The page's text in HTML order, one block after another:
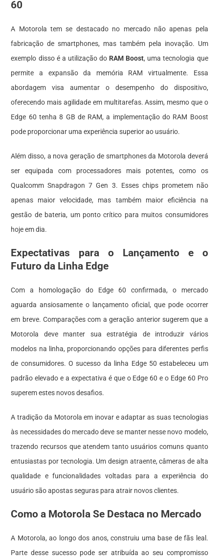
60
A Motorola tem se destacado no mercado não apenas pela
fabricação de smartphones, mas também pela inovação. Um
exemplo disso é a utilização do RAM Boost, uma tecnologia que
permite a expansão da memória RAM virtualmente. Essa
abordagem visa aumentar o desempenho do dispositivo,
oferecendo mais agilidade em multitarefas. Assim, mesmo que o
Edge 60 tenha 8 GB de RAM, a implementação do RAM Boost
pode proporcionar uma experiência superior ao usuário.
Além disso, a nova geração de smartphones da Motorola deverá
ser equipada com processadores mais potentes, como os
Qualcomm Snapdragon 7 Gen 3. Esses chips prometem não
apenas maior velocidade, mas também maior eficiência na
gestão de bateria, um ponto crítico para muitos consumidores
hoje em dia.
Expectativas para o Lançamento e o
Futuro da Linha Edge
Com a homologação do Edge 60 confirmada, o mercado
aguarda ansiosamente o lançamento oficial, que pode ocorrer
em breve. Comparações com a geração anterior sugerem que a
Motorola deve manter sua estratégia de introduzir vários
modelos na linha, proporcionando opções para diferentes perfis
de consumidores. O sucesso da linha Edge 50 estabeleceu um
padrão elevado e a expectativa é que o Edge 60 e o Edge 60 Pro
superem estes novos desafios.
A tradição da Motorola em inovar e adaptar as suas tecnologias
às necessidades do mercado deve se manter nesse novo modelo,
trazendo recursos que atendem tanto usuários comuns quanto
entusiastas por tecnologia. Um design atraente, câmeras de alta
qualidade e funcionalidades voltadas para a experiência do
usuário são apostas seguras para atrair novos clientes.
Como a Motorola Se Destaca no Mercado
A Motorola, ao longo dos anos, construiu uma base de fãs leal.
Parte desse sucesso pode ser atribuída ao seu compromisso